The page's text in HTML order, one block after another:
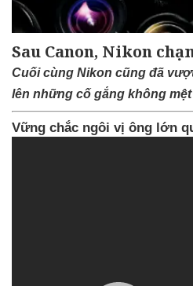
Sau Canon, Nikon
Cuối cùng Nikon cũng đã
lên những cố gắng không
Vững chắc ngôi vị ông lớn